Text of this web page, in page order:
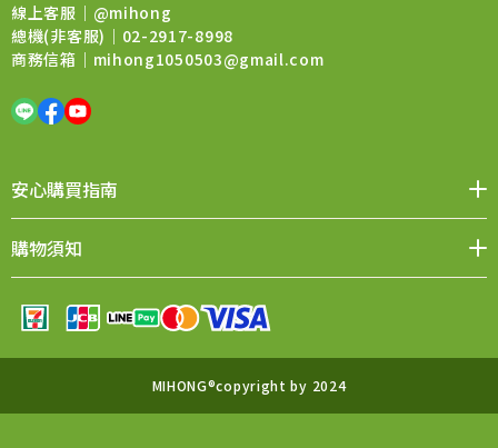
線上客服｜ @mihong
總機(非客服)｜02-2917-8998
商務信箱｜ mihong1050503@gmail.com
安心購買指南
購物須知
MIHONG®copyright by 2024